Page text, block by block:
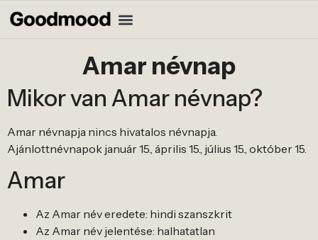
Amar névnap
Mikor van Amar névnap?
Amar névnapja nincs hivatalos névnapja.
Ajánlottnévnapok január 15., április 15., július 15., október 15.
Amar
Az Amar név eredete: hindi szanszkrit
Az Amar név jelentése: halhatatlan